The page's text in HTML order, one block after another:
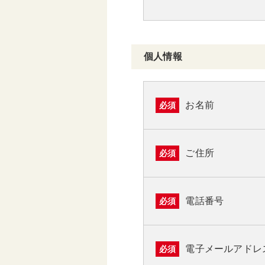
個人情報
必須 お名前
必須 ご住所
必須 電話番号
必須 電子メールアドレ